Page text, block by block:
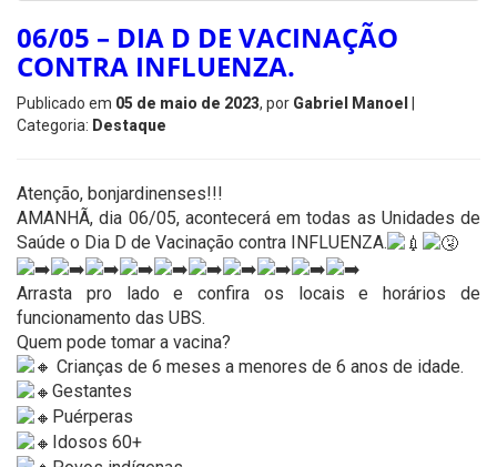
06/05 – DIA D DE VACINAÇÃO
CONTRA INFLUENZA.
Publicado em 05 de maio de 2023, por Gabriel Manoel
Categoria: Destaque
Atenção, bonjardinenses!!!
AMANHÃ, dia 06/05, acontecerá em todas as Unidades de
Saúde o Dia D de Vacinação contra INFLUENZA.
Arrasta pro lado e confira os locais e horários de
funcionamento das UBS.
Quem pode tomar a vacina?
Crianças de 6 meses a menores de 6 anos de idade.
Gestantes
Puérperas
Idosos 60+